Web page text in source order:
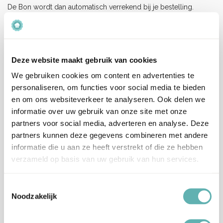
Deze website maakt gebruik van cookies
We gebruiken cookies om content en advertenties te
personaliseren, om functies voor social media te bieden
en om ons websiteverkeer te analyseren. Ook delen we
informatie over uw gebruik van onze site met onze
partners voor social media, adverteren en analyse. Deze
partners kunnen deze gegevens combineren met andere
informatie die u aan ze heeft verstrekt of die ze hebben
verzameld op basis van uw gebruik van hun services.
Noodzakelijk
De Bon wordt dan automatisch verrekend bij je bestelling.
Eventuele restanten blijven geldig tot 1 jaar na aanschaf van de
Cadeaubon.
Er zijn nog geen beoordelingen.
Enkel ingelogde klanten die dit product gekocht hebben,
kunnen een beoordeling schrijven.
Verzenden en levertijd:
Onze pakketten worden verstuurd met PostNL.
Op werkdagen (maandag tot vrijdag) geldt: voor 15:00 besteld
Let op, het is erg druk bij PostNL.
Hierdoor kan je bestelling langer onderweg zijn dan normaal